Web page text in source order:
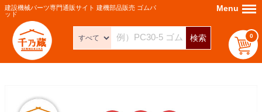
建設機械パーツ専門通販サイト 建機部品販売 ゴムパ
ッド
検索 0
Menu Menu